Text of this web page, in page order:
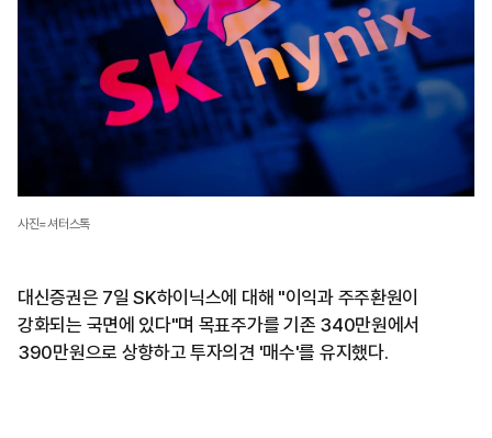
사진=셔터스톡
대신증권은 7일 SK하이닉스에 대해 "이익과 주주환원이
강화되는 국면에 있다"며 목표주가를 기존 340만원에서
390만원으로 상향하고 투자의견 '매수'를 유지했다.